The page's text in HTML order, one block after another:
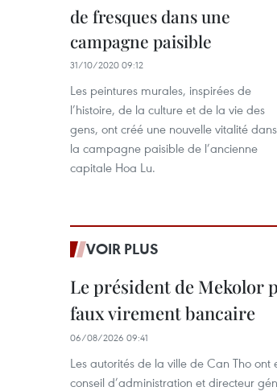
de fresques dans une
campagne paisible
31/10/2020 09:12
Les peintures murales, inspirées de
l’histoire, de la culture et de la vie des
gens, ont créé une nouvelle vitalité dans
la campagne paisible de l’ancienne
capitale Hoa Lu.
VOIR PLUS
Le président de Mekolor
faux virement bancaire
06/08/2026 09:41
Les autorités de la ville de Can Tho
conseil d’administration et directeur